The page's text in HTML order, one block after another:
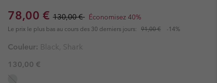
Sale price:
78,00 € Regular price:
130,00 € Économisez 40%
Le prix le plus bas au cours des 30 derniers jours: 91,00 € -14%
Couleur: Black, Shark
130,00 €